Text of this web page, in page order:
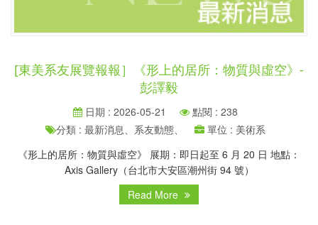
[東美系友展覽報報］《形上的居所：物質與虛空》-
彭譯毅
日期 : 2026-05-21
點閱 : 238
分類 : 最新消息、系友動態、
單位 : 美術系
《形上的居所：物質與虛空》 展期：即日起至 6 月 20 日 地點：
Axis Gallery（台北市大安區潮州街 94 號）
Read More